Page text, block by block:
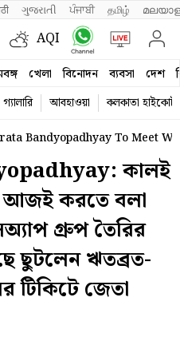
ગુજરાતી ਪੰਜਾਬੀ தமிழ்
AQI
খেলা বিনোদন ব্যবসা দেশ
আবহাওয়া
কলকাতা হাইকোর্ট
Bandyopadhyay To Meet
কালই
করতে বলা
গ্রুপ তৈরির
ছুটলেন ঋতব্রত-
জেতা